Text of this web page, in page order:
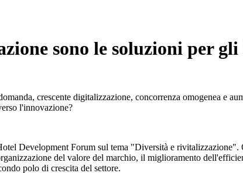
sono le soluzioni per
crescente digitalizzazione, concorrenza omogenea e
l'innovazione?
Development Forum sul tema "Diversità e rivitalizzazione".
del valore del marchio, il miglioramento
polo di crescita del settore.